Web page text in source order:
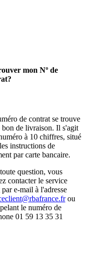
mon Nº de
de contrat se trouve
bon de livraison. Il s'agit
à 10 chiffres, situé
instructions de
par carte bancaire.
question, vous
contacter le service
e-mail à l'adresse
ou
le numéro de
01 59 13 35 31